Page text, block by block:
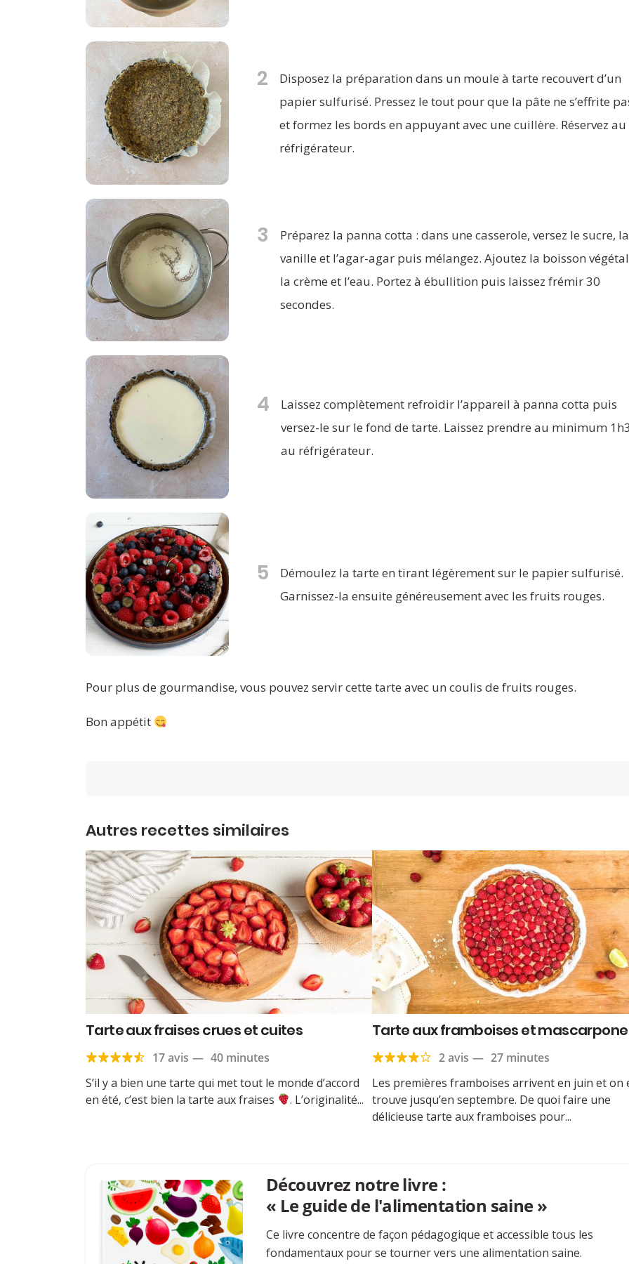
2
Disposez la préparation dans un moule à tarte recouvert d’un
papier sulfurisé. Pressez le tout pour que la pâte ne s’effrite
et formez les bords en appuyant avec une cuillère. Réservez au
réfrigérateur.
3
Préparez la panna cotta : dans une casserole, versez le sucre, la
vanille et l’agar-agar puis mélangez. Ajoutez la boisson
la crème et l’eau. Portez à ébullition puis laissez frémir 30
secondes.
4
Laissez complètement refroidir l’appareil à panna cotta puis
versez-le sur le fond de tarte. Laissez prendre au minimum
au réfrigérateur.
5
Démoulez la tarte en tirant légèrement sur le papier sulfurisé.
Garnissez-la ensuite généreusement avec les fruits rouges.
Pour plus de gourmandise, vous pouvez servir cette tarte avec un coulis de fruits rouges.
Bon appétit
Autres recettes similaires
Tarte aux fraises crues et cuites
17 avis — 40 minutes
S’il y a bien une tarte qui met tout le monde d’accord
en été, c’est bien la tarte aux fraises
. L’originalité...
Tarte aux framboises et mascarpone
2 avis — 27 minutes
Les premières framboises arrivent en juin et on
trouve jusqu’en septembre. De quoi faire une
délicieuse tarte aux framboises pour...
Découvrez notre livre :
« Le guide de l'alimentation saine »
Ce livre concentre de façon pédagogique et accessible tous les
fondamentaux pour se tourner vers une alimentation saine.